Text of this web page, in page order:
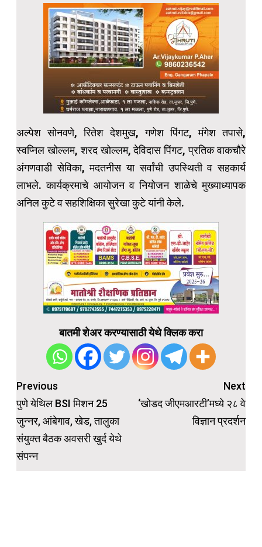
अल्पेश सोनवणे, रितेश देशमुख, गणेश पिंगट, मंगेश तपासे,
स्वप्निल खोल्लम, शरद खोल्लम, देविदास पिंगट, प्रतिक वाकचौरे
अंगणवाडी सेविका, मदतनीस या सर्वांची उपस्थिती व सहकार्य
लाभले. कार्यक्रमाचे आयोजन व नियोजन शाळेचे मुख्याध्यापक
अनिल कुटे व सहशिक्षिका सुरेखा कुटे यांनी केले.
बातमी शेअर करण्यासाठी येथे क्लिक करा
Post
navigation
Previous
पुणे येथिल BSI मिशन 25
जुन्नर, आंबेगाव, खेड, तालुका
संयुक्त बैठक अवसरी खुर्द येथे
संपन्न
Next
‘खोडद जीएमआरटी’मध्ये २८ वे
विज्ञान प्रदर्शन